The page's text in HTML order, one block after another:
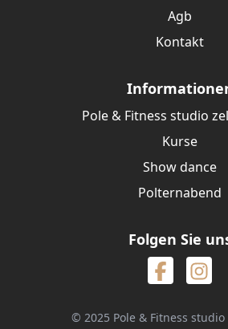
Agb
Kontakt
Pole & Fitness studio
Kurse
Show dance
Polternabend
Folgen Sie
© 2025 Pole & Fitness